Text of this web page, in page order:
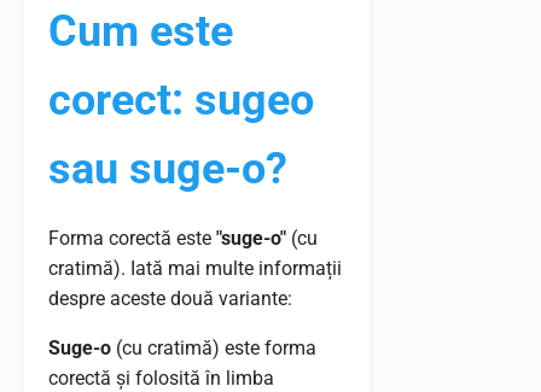
Cum este
corect: sugeo
sau suge-o?
Forma corectă este "suge-o" (cu
cratimă). Iată mai multe informații
despre aceste două variante:
Suge-o (cu cratimă) este forma
corectă și folosită în limba